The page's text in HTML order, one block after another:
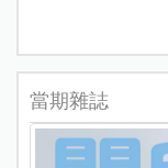
當期雜誌